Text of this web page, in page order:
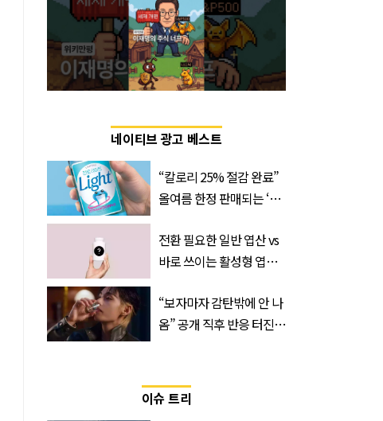
네이티브 광고 베스트
“칼로리 25% 절감 완료”
올여름 한정 판매되는 ‘최
전환 필요한 일반 엽산 vs
바로 쓰이는 활성형 엽
‘Quatrefolic®’ 주목
“보자마자 감탄밖에 안 나
옴” 공개 직후 반응 터진
이슈 트리